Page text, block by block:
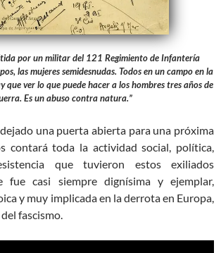
por un militar del 121 Regimiento de Infantería
las mujeres semidesnudas. Todos en un campo en la
que ver lo que puede hacer a los hombres tres años de
Es un abuso contra natura.”
una puerta abierta para una próxima
contará toda la actividad social, política,
que tuvieron estos exiliados
fue casi siempre dignísima y ejemplar,
y muy implicada en la derrota en Europa,
fascismo.